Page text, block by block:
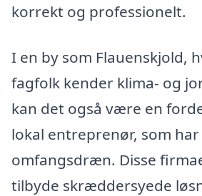
korrekt og professionelt.
I en by som Flauenskjold,
fagfolk kender klima- og
kan det også være en
lokal entreprenør, som
omfangsdræn. Disse
tilbyde skræddersyede